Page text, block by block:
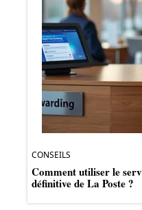
CONSEILS
Comment utiliser le
définitive de La Poste ?